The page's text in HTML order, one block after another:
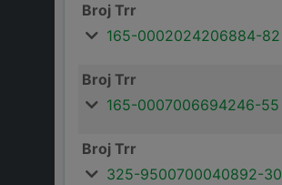
Broj Trr
165-0002024206884-82
Broj Trr
165-0007006694246-55
Broj Trr
325-9500700040892-30